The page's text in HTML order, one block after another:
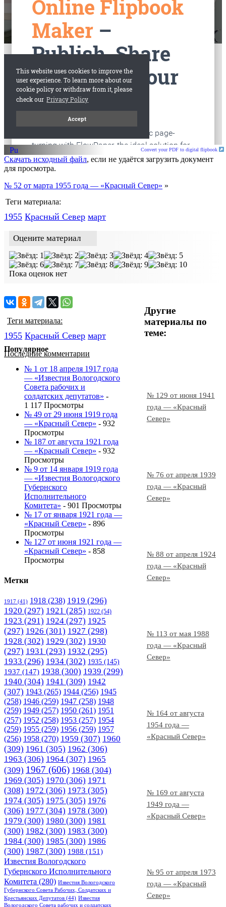
старые газеты
Convert your PDF to digital flipbook
Скачать исходный файл, если не удаётся загрузить документ
для просмотра.
№ 52 от марта 1955 года — «Красный Север» »
Теги материала:
1955 Красный Cевер март
Оцените материал
Пока оценок нет
Другие
материалы по
теме:
№ 129 от июня 1941
года — «Красный
Север»
№ 76 от апреля 1939
года — «Красный
Север»
№ 88 от апреля 1924
года — «Красный
Север»
№ 113 от мая 1988
года — «Красный
Север»
№ 164 от августа
1954 года —
«Красный Север»
№ 169 от августа
1949 года —
«Красный Север»
№ 95 от апреля 1973
года — «Красный
Север»
Теги материала:
1955 Красный Cевер март
Последние комментарии
Популярное
№ 1 от 18 апреля 1917 года
— «Известия Вологодского
Совета рабочих и
солдатских депутатов» -
1 117 Просмотры
№ 49 от 29 июня 1919 года
— «Красный Север» - 932
Просмотры
№ 187 от августа 1921 года
— «Красный Север» - 932
Просмотры
№ 9 от 14 января 1919 года
— «Известия Вологодского
Губернского
Исполнительного
Комитета» - 901 Просмотры
№ 17 от января 1921 года —
«Красный Север» - 896
Просмотры
№ 127 от июня 1921 года —
«Красный Север» - 858
Просмотры
Метки
1917 (41) 1918 (238) 1919 (296)
1920 (297) 1921 (285) 1922 (54)
1923 (291) 1924 (297) 1925
(297) 1926 (301) 1927 (298)
1928 (302) 1929 (302) 1930
(297) 1931 (293) 1932 (295)
1933 (296) 1934 (302) 1935 (145)
1937 (147) 1938 (300) 1939 (299)
1940 (304) 1941 (309) 1942
(307) 1943 (265) 1944 (256) 1945
(258) 1946 (259) 1947 (258) 1948
(259) 1949 (257) 1950 (261) 1951
(257) 1952 (258) 1953 (257) 1954
(259) 1955 (259) 1956 (259) 1957
(256) 1958 (270) 1959 (307) 1960
(309) 1961 (305) 1962 (306)
1963 (306) 1964 (307) 1965
(309) 1967 (606) 1968 (304)
1969 (305) 1970 (306) 1971
(308) 1972 (306) 1973 (305)
1974 (305) 1975 (305) 1976
(306) 1977 (304) 1978 (300)
1979 (300) 1980 (300) 1981
(300) 1982 (300) 1983 (300)
1984 (300) 1985 (300) 1986
(300) 1987 (300) 1988 (151)
Известия Вологодского
Губернского Исполнительного
Комитета (280) Известия Вологодского
Губернского Совета Рабочих, Солдатских и
Крестьянских Депутатов (44) Известия
Вологодского Совета рабочих и солдатских